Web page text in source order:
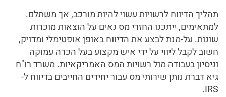
תהליך הדיווח לרשויות עשוי להיות מורכב, אך משתלם.
למתאימים, ייתכנו החזרי מס נאים על הוצאות מוכרות
שונות. על-מנת לבצע את הדיווח באופן אופטימלי ומדויק,
חשוב לקבל ליווי על ידי איש מקצוע בעל הכרה עמוקה
וניסיון בעבודה מול רשויות המס האמריקאיות. משרד רו"ח
גיא דברת נותן שירותי מס עבור יחידים החייבים בדיווח ל-
IRS.